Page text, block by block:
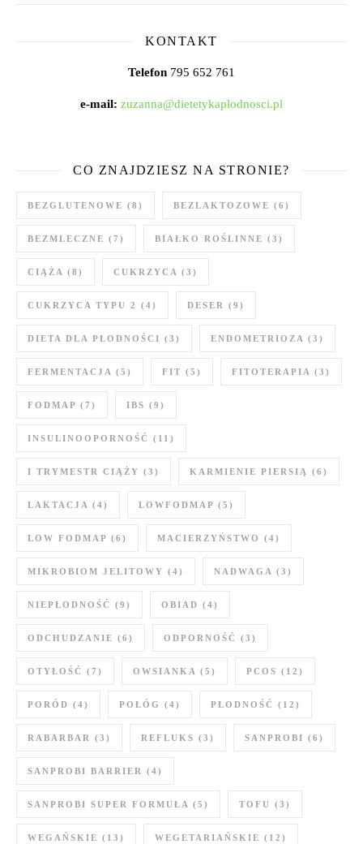
KONTAKT
Telefon 795 652 761
e-mail: zuzanna@dietetykaplodnosci.pl
CO ZNAJDZIESZ NA STRONIE?
BEZGLUTENOWE (8) BEZLAKTOZOWE (6)
BEZMLECZNE (7) BIAŁKO ROŚLINNE (3)
CIĄŻA (8) CUKRZYCA (3)
CUKRZYCA TYPU 2 (4) DESER (9)
DIETA DLA PŁODNOŚCI (3) ENDOMETRIOZA (3)
FERMENTACJA (5) FIT (5) FITOTERAPIA (3)
FODMAP (7) IBS (9)
INSULINOOPORNOŚĆ (11)
I TRYMESTR CIĄŻY (3) KARMIENIE PIERSIĄ (6)
LAKTACJA (4) LOWFODMAP (5)
LOW FODMAP (6) MACIERZYŃSTWO (4)
MIKROBIOM JELITOWY (4) NADWAGA (3)
NIEPŁODNOŚĆ (9) OBIAD (4)
ODCHUDZANIE (6) ODPORNOŚĆ (3)
OTYŁOŚĆ (7) OWSIANKA (5) PCOS (12)
PORÓD (4) POŁÓG (4) PŁODNOŚĆ (12)
RABARBAR (3) REFLUKS (3) SANPROBI (6)
SANPROBI BARRIER (4)
SANPROBI SUPER FORMUŁA (5) TOFU (3)
WEGAŃSKIE (13) WEGETARIAŃSKIE (12)